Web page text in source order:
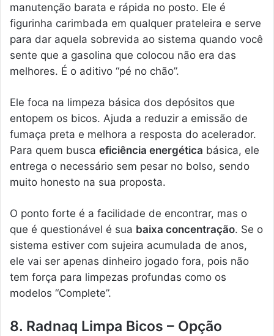
manutenção barata e rápida no posto. Ele é
figurinha carimbada em qualquer prateleira e serve
para dar aquela sobrevida ao sistema quando você
sente que a gasolina que colocou não era das
melhores. É o aditivo “pé no chão”.
Ele foca na limpeza básica dos depósitos que
entopem os bicos. Ajuda a reduzir a emissão de
fumaça preta e melhora a resposta do acelerador.
Para quem busca eficiência energética básica, ele
entrega o necessário sem pesar no bolso, sendo
muito honesto na sua proposta.
O ponto forte é a facilidade de encontrar, mas o
que é questionável é sua baixa concentração. Se o
sistema estiver com sujeira acumulada de anos,
ele vai ser apenas dinheiro jogado fora, pois não
tem força para limpezas profundas como os
modelos “Complete”.
8. Radnaq Limpa Bicos – Opção